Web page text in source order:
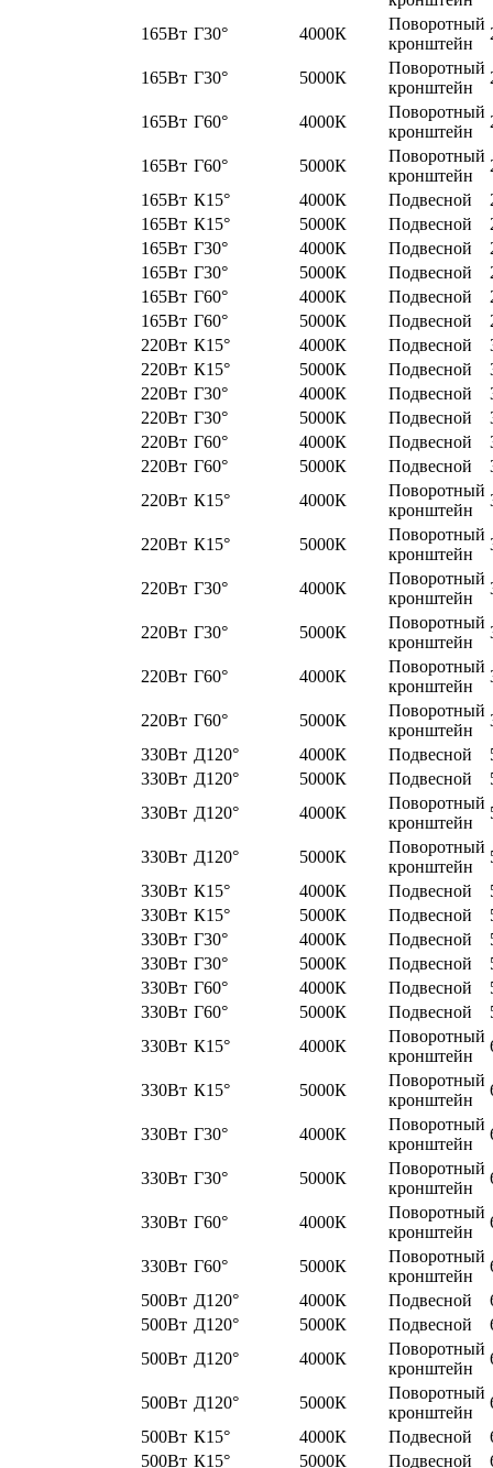
165Вт Г30° 4000К
Поворотный
кронштейн
165Вт Г30° 5000К
Поворотный
кронштейн
165Вт Г60° 4000К
Поворотный
кронштейн
165Вт Г60° 5000К
Поворотный
кронштейн
165Вт К15° 4000К Подвесной
165Вт К15° 5000К Подвесной
165Вт Г30° 4000К Подвесной
165Вт Г30° 5000К Подвесной
165Вт Г60° 4000К Подвесной
165Вт Г60° 5000К Подвесной
220Вт К15° 4000К Подвесной
220Вт К15° 5000К Подвесной
220Вт Г30° 4000К Подвесной
220Вт Г30° 5000К Подвесной
220Вт Г60° 4000К Подвесной
220Вт Г60° 5000К Подвесной
220Вт К15° 4000К
Поворотный
кронштейн
220Вт К15° 5000К
Поворотный
кронштейн
220Вт Г30° 4000К
Поворотный
кронштейн
220Вт Г30° 5000К
Поворотный
кронштейн
220Вт Г60° 4000К
Поворотный
кронштейн
220Вт Г60° 5000К
Поворотный
кронштейн
330Вт Д120° 4000К Подвесной
330Вт Д120° 5000К Подвесной
330Вт Д120° 4000К
Поворотный
кронштейн
330Вт Д120° 5000К
Поворотный
кронштейн
330Вт К15° 4000К Подвесной
330Вт К15° 5000К Подвесной
330Вт Г30° 4000К Подвесной
330Вт Г30° 5000К Подвесной
330Вт Г60° 4000К Подвесной
330Вт Г60° 5000К Подвесной
330Вт К15° 4000К
Поворотный
кронштейн
330Вт К15° 5000К
Поворотный
кронштейн
330Вт Г30° 4000К
Поворотный
кронштейн
330Вт Г30° 5000К
Поворотный
кронштейн
330Вт Г60° 4000К
Поворотный
кронштейн
330Вт Г60° 5000К
Поворотный
кронштейн
500Вт Д120° 4000К Подвесной
500Вт Д120° 5000К Подвесной
500Вт Д120° 4000К
Поворотный
кронштейн
500Вт Д120° 5000К
Поворотный
кронштейн
500Вт К15° 4000К Подвесной
500Вт К15° 5000К Подвесной